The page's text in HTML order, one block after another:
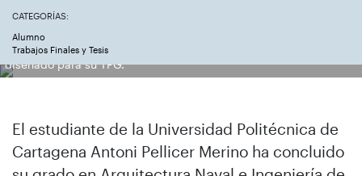
CATEGORÍAS:
Alumno
Trabajos Finales y Tesis
Antoni Pellicer con uno de los esquemas del buque que ha
diseñado para su TFG.
El estudiante de la Universidad Politécnica de
Cartagena Antoni Pellicer Merino ha concluido